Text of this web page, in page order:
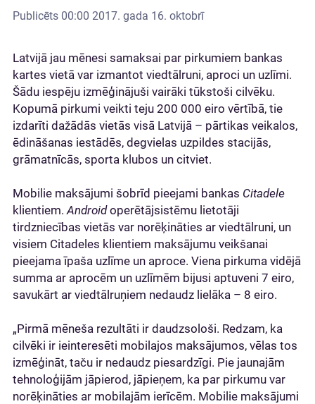
Publicēts 00:00 2017. gada 16. oktobrī
Latvijā jau mēnesi samaksai par pirkumiem bankas
kartes vietā var izmantot viedtālruni, aproci un uzlīmi.
Šādu iespēju izmēģinājuši vairāki tūkstoši cilvēku.
Kopumā pirkumi veikti teju 200 000 eiro vērtībā, tie
izdarīti dažādās vietās visā Latvijā – pārtikas veikalos,
ēdināšanas iestādēs, degvielas uzpildes stacijās,
grāmatnīcās, sporta klubos un citviet.
Mobilie maksājumi šobrīd pieejami bankas Citadele
klientiem.Androidoperētājsistēmu lietotāji
tirdzniecības vietās var norēķināties ar viedtālruni, un
visiem Citadeles klientiem maksājumu veikšanai
pieejama īpaša uzlīme un aproce. Viena pirkuma vidējā
summa ar aprocēm un uzlīmēm bijusi aptuveni 7 eiro,
savukārt ar viedtālruņiem nedaudz lielāka – 8 eiro.
„Pirmā mēneša rezultāti ir daudzsološi. Redzam, ka
cilvēki ir ieinteresēti mobilajos maksājumos, vēlas tos
izmēģināt, taču ir nedaudz piesardzīgi. Pie jaunajām
tehnoloģijām jāpierod, jāpieņem, ka par pirkumu var
norēķināties ar mobilajām ierīcēm. Mobilie maksājumi